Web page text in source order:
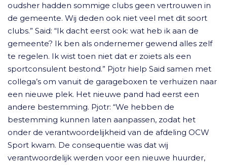
oudsher hadden sommige clubs geen vertrouwen in
de gemeente. Wij deden ook niet veel met dit soort
clubs.” Said: “Ik dacht eerst ook: wat heb ik aan de
gemeente? Ik ben als ondernemer gewend alles zelf
te regelen. Ik wist toen niet dat er zoiets als een
sportconsulent bestond.” Pjotr hielp Said samen met
collega’s om vanuit de garageboxen te verhuizen naar
een nieuwe plek. Het nieuwe pand had eerst een
andere bestemming. Pjotr: “We hebben de
bestemming kunnen laten aanpassen, zodat het
onder de verantwoordelijkheid van de afdeling OCW
Sport kwam. De consequentie was dat wij
verantwoordelijk werden voor een nieuwe huurder,